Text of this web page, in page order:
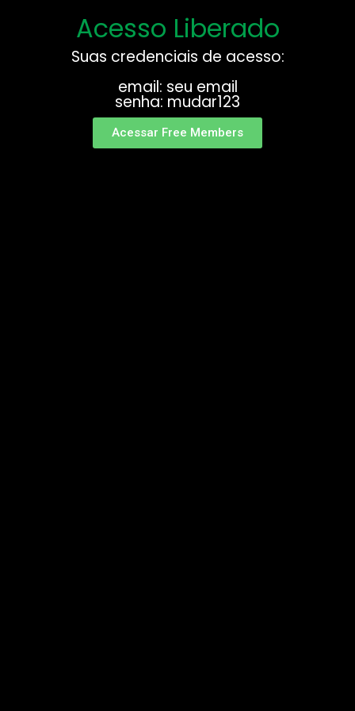
Acesso Liberado
Suas credenciais de acesso:
email: seu email
senha: mudar123
Acessar Free Members